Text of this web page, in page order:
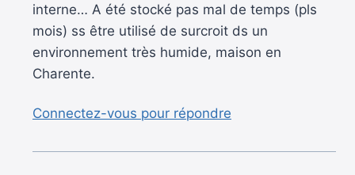
interne… A été stocké pas mal de temps (pls
mois) ss être utilisé de surcroit ds un
environnement très humide, maison en
Charente.
Connectez-vous pour répondre